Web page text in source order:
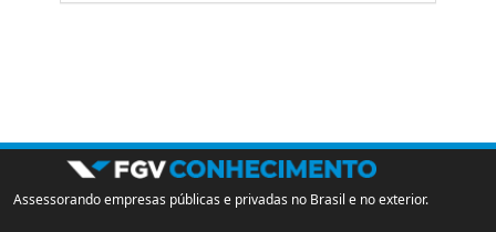
Assessorando empresas públicas e privadas no Brasil e no exterior.